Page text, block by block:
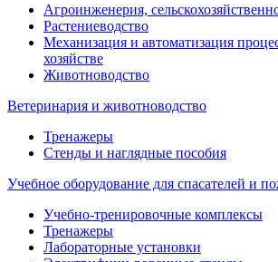
Агроинженерия,
Растениеводство
Механизация и автоматизация
хозяйстве
Животноводство
Ветеринария и животноводство
Тренажеры
Стенды и наглядные пособия
Учебное оборудование для спасателей и
Учебно-тренировочные комплексы
Тренажеры
Лабораторные установки